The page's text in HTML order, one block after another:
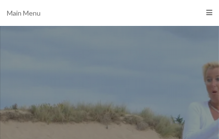
Main Menu